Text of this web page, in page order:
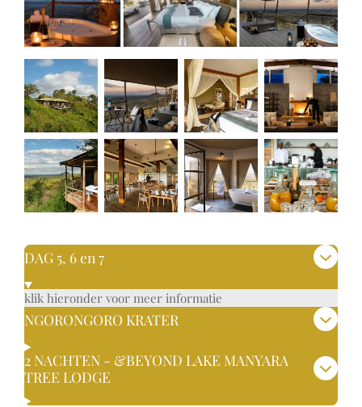
DAG 5, 6 en 7
klik hieronder voor meer informatie
NGORONGORO KRATER
2 NACHTEN - &BEYOND LAKE MANYARA
TREE LODGE